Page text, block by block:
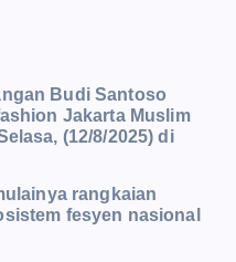
Budi Santoso
Jakarta Muslim
(12/8/2025) di
rangkaian
fesyen nasional